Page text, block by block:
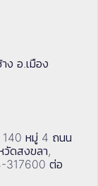
ง อ.เมือง
140 หมู่ 4 ถนน
วัดสงขลา,
317600 ต่อ